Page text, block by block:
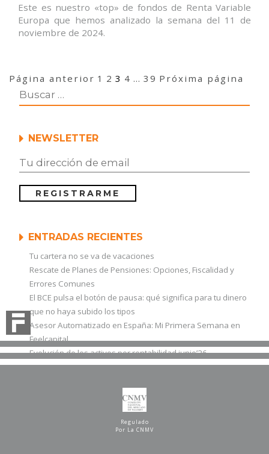
Este es nuestro «top» de fondos de Renta Variable
Europa que hemos analizado la semana del 11 de
noviembre de 2024.
Navegación
de
entradas
Página anterior Página
1 Página
2 Página
3 Página
4 … Página
39 Próxima página
NEWSLETTER
ENTRADAS RECIENTES
Tu cartera no se va de vacaciones
Rescate de Planes de Pensiones: Opciones, Fiscalidad y
Errores Comunes
El BCE pulsa el botón de pausa: qué significa para tu dinero
que no haya subido los tipos
Asesor Automatizado en España: Mi Primera Semana en
Feelcapital
Evolución de los activos por rentabilidad junio’26
Regulado
Por La CNMV